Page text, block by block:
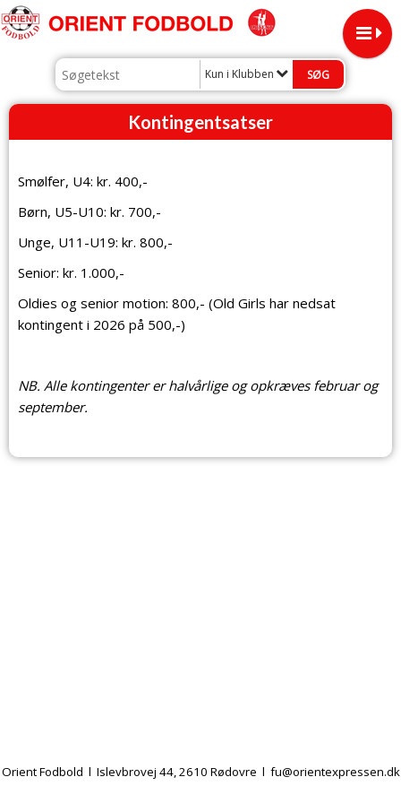
Kun i Klubben
Kontingentsatser
Smølfer, U4: kr. 400,-
Børn, U5-U10: kr. 700,-
Unge, U11-U19: kr. 800,-
Senior: kr. 1.000,-
Oldies og senior motion: 800,- (Old Girls har nedsat
kontingent i 2026 på 500,-)
NB. Alle kontingenter er halvårlige og opkræves februar og
september.
Orient Fodbold l Islevbrovej 44, 2610 Rødovre l fu@orientexpressen.dk